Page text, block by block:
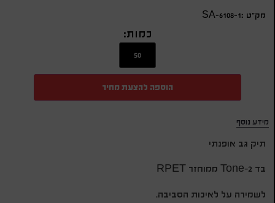
מק״ט :SA-6108-1
כמות:
הוספה להצעת מחיר
מידע נוסף
תיק גב אופנתי
בד 2-Tone ממוחזר RPET
לשמירה על לאיכות הסביבה.